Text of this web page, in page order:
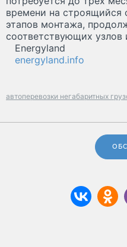
времени на строящийся
этапов монтажа,
соответствующих узлов
Energyland
energyland.info
автоперевозки негабаритных